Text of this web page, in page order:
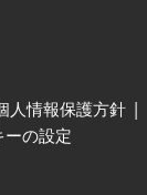
人情報保護方針
ーの設定